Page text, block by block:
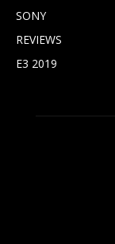
SONY
REVIEWS
E3 2019